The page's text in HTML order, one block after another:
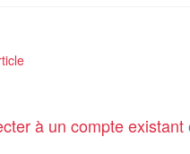
à un compte existant